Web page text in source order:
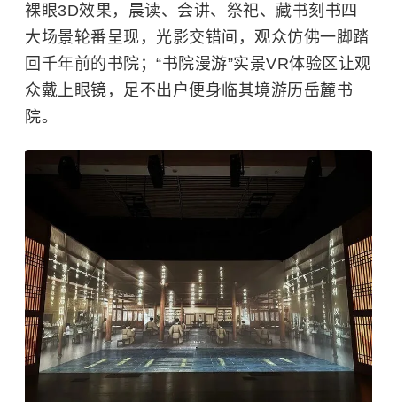
裸眼3D效果，晨读、会讲、祭祀、藏书刻书四
大场景轮番呈现，光影交错间，观众仿佛一脚踏
回千年前的书院；“书院漫游”实景VR体验区让观
众戴上眼镜，足不出户便身临其境游历岳麓书
院。